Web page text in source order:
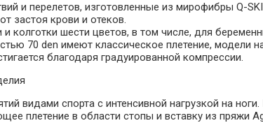
и перелетов, изготовленные из мирофибры Q-
застоя крови и отеков.
колготки шести цветов, в том числе, для
70 den имеют классическое плетение, модели
благодаря градуированной компрессии.
видами спорта с интенсивной нагрузкой на
плетение в области стопы и вставку из пряжи